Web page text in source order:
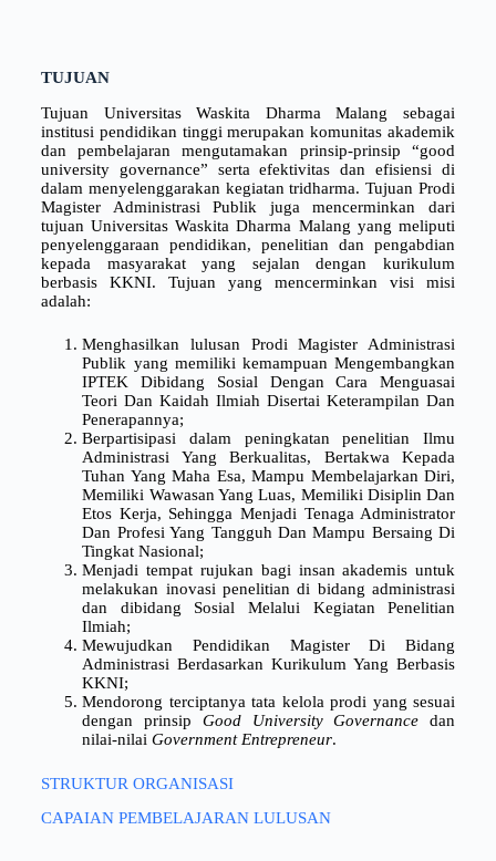
TUJUAN
Tujuan Universitas Waskita Dharma Malang sebagai
institusi pendidikan tinggi merupakan komunitas akademik
dan pembelajaran mengutamakan prinsip-prinsip “good
university governance” serta efektivitas dan efisiensi di
dalam menyelenggarakan kegiatan tridharma. Tujuan Prodi
Magister Administrasi Publik juga mencerminkan dari
tujuan Universitas Waskita Dharma Malang yang meliputi
penyelenggaraan pendidikan, penelitian dan pengabdian
kepada masyarakat yang sejalan dengan kurikulum
berbasis KKNI. Tujuan yang mencerminkan visi misi
adalah:
Menghasilkan lulusan Prodi Magister Administrasi
Publik yang memiliki kemampuan Mengembangkan
IPTEK Dibidang Sosial Dengan Cara Menguasai
Teori Dan Kaidah Ilmiah Disertai Keterampilan Dan
Penerapannya;
Berpartisipasi dalam peningkatan penelitian Ilmu
Administrasi Yang Berkualitas, Bertakwa Kepada
Tuhan Yang Maha Esa, Mampu Membelajarkan Diri,
Memiliki Wawasan Yang Luas, Memiliki Disiplin Dan
Etos Kerja, Sehingga Menjadi Tenaga Administrator
Dan Profesi Yang Tangguh Dan Mampu Bersaing Di
Tingkat Nasional;
Menjadi tempat rujukan bagi insan akademis untuk
melakukan inovasi penelitian di bidang administrasi
dan dibidang Sosial Melalui Kegiatan Penelitian
Ilmiah;
Mewujudkan Pendidikan Magister Di Bidang
Administrasi Berdasarkan Kurikulum Yang Berbasis
KKNI;
Mendorong terciptanya tata kelola prodi yang sesuai
dengan prinsip Good University Governance dan
nilai-nilaiGovernment Entrepreneur.
STRUKTUR ORGANISASI
CAPAIAN PEMBELAJARAN LULUSAN